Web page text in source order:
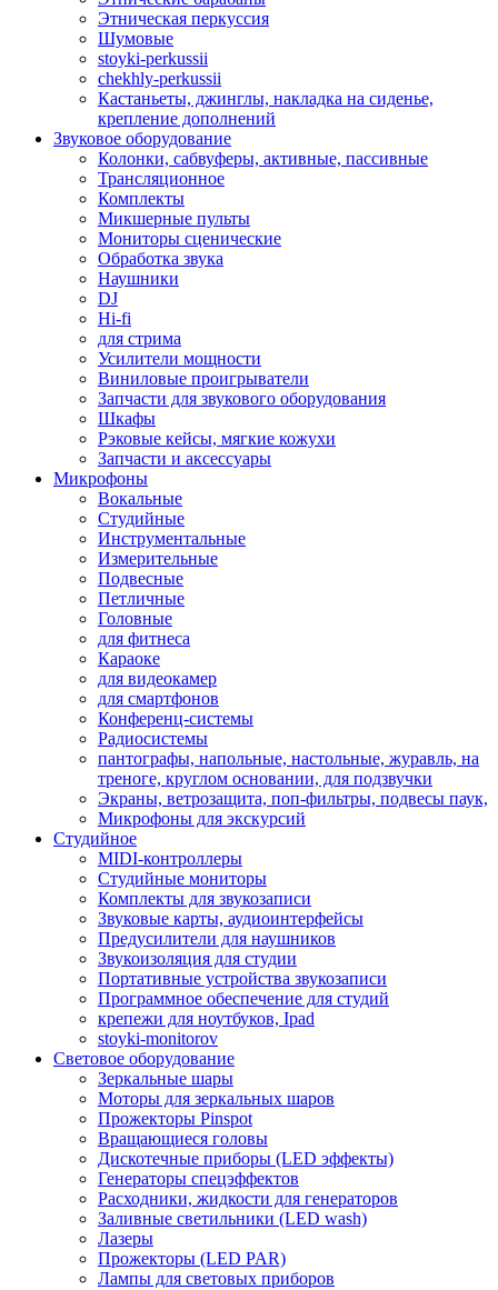
Этническая перкуссия
Шумовые
stoyki-perkussii
chekhly-perkussii
Кастаньеты, джинглы, накладка на сиденье,
крепление дополнений
Звуковое оборудование
Колонки, сабвуферы, активные, пассивные
Трансляционное
Комплекты
Микшерные пульты
Мониторы сценические
Обработка звука
Наушники
DJ
Hi-fi
для стрима
Усилители мощности
Виниловые проигрыватели
Запчасти для звукового оборудования
Шкафы
Рэковые кейсы, мягкие кожухи
Запчасти и аксессуары
Микрофоны
Вокальные
Студийные
Инструментальные
Измерительные
Подвесные
Петличные
Головные
для фитнеса
Караоке
для видеокамер
для смартфонов
Конференц-системы
Радиосистемы
пантографы, напольные, настольные, журавль, на
треноге, круглом основании, для подзвучки
Экраны, ветрозащита, поп-фильтры, подвесы паук,
Микрофоны для экскурсий
Студийное
MIDI-контроллеры
Студийные мониторы
Комплекты для звукозаписи
Звуковые карты, аудиоинтерфейсы
Предусилители для наушников
Звукоизоляция для студии
Портативные устройства звукозаписи
Программное обеспечение для студий
крепежи для ноутбуков, Ipad
stoyki-monitorov
Световое оборудование
Зеркальные шары
Моторы для зеркальных шаров
Прожекторы Pinspot
Вращающиеся головы
Дискотечные приборы (LED эффекты)
Генераторы спецэффектов
Расходники, жидкости для генераторов
Заливные светильники (LED wash)
Лазеры
Прожекторы (LED PAR)
Лампы для световых приборов